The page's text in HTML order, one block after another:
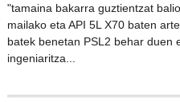
"tamaina bakarra guztientzat
mailako eta API 5L X70 baten
batek benetan PSL2 behar duen
ingeniaritza...